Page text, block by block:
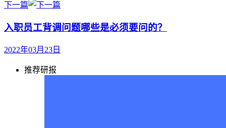
下一篇
入职员工背调问题哪些是必须要问的？
2022年03月23日
推荐研报